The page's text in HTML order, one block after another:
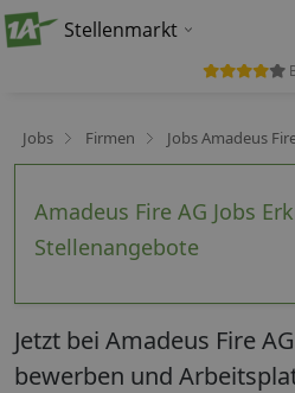
Stellenmarkt
Jobs Firmen Jobs Amadeus
Amadeus Fire AG Jobs
Stellenangebote
Jetzt bei Amadeus Fire
bewerben und